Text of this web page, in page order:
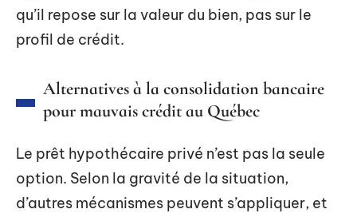
qu’il repose sur la valeur du bien, pas sur le
profil de crédit.
Alternatives à la consolidation bancaire
pour mauvais crédit au Québec
Le prêt hypothécaire privé n’est pas la seule
option. Selon la gravité de la situation,
d’autres mécanismes peuvent s’appliquer, et